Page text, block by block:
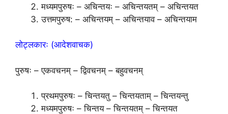
मध्यमपुरुषः – अचिन्तयः – अचिन्तयतम् – अचिन्तयत
उत्तमपुरुष: – अचिन्तयम् – अचिन्तयाव – अचिन्तयाम
लोट्लकारः (आदेशवाचक)
पुरुषः – एकवचनम् – द्विवचनम् – बहुवचनम्
प्रथमपुरुषः – चिन्तयतु – चिन्तयताम् – चिन्तयन्तु
मध्यमपुरुषः – चिन्तय – चिन्तयतम् – चिन्तयत